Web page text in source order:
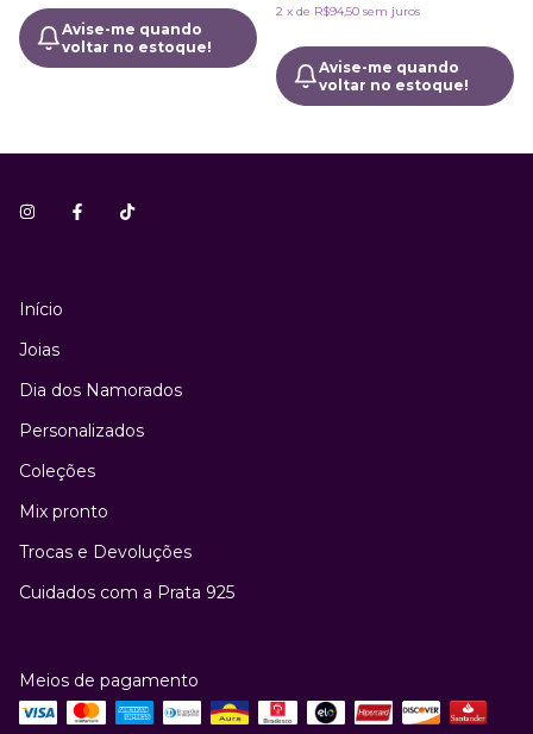
Avise-me quando
voltar no estoque!
2 x de R$94,50 sem juros
Avise-me quando
voltar no estoque!
Início
Joias
Dia dos Namorados
Personalizados
Coleções
Mix pronto
Trocas e Devoluções
Cuidados com a Prata 925
Meios de pagamento